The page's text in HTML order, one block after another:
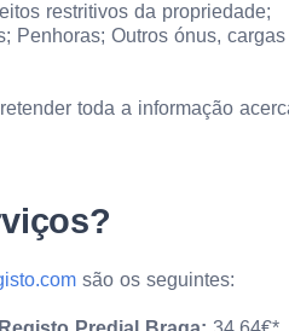
restritivos da propriedade;
Penhoras; Outros ónus,
toda a informação
são os seguintes: